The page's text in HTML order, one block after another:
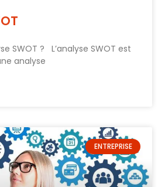
SWOT ? L’analyse SWOT est
analyse
ENTREPRISE